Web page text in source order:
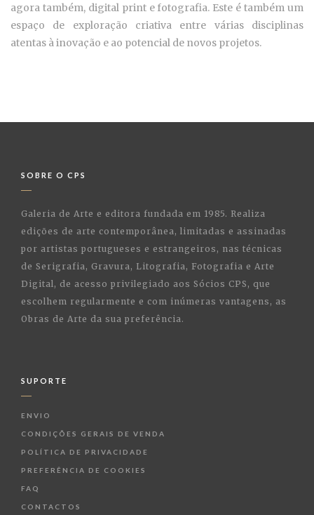
agora também, digital print e fotografia. Este é também um
espaço de exploração criativa entre várias disciplinas
atentas à inovação e ao potencial de novos projetos.
SOBRE O CPS
Galeria de Arte e editora fundada em 1985. Realiza
edições de arte contemporânea, limitadas e assinadas
por artistas portugueses e estrangeiros, nas técnicas
de Serigrafia, Gravura, Litografia, Fotografia e Arte
Digital, de acesso privilegiado aos Sócios CPS, que
escolhem regularmente e com inúmeras vantagens, as
Obras de Arte da sua preferência.
SUPORTE
ENVIO
CONDIÇÕES GERAIS DE VENDA
POLÍTICA DE PRIVACIDADE
PREFERÊNCIA DE COOKIES
FAQ
CONTACTOS